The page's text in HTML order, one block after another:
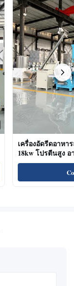
เครื่องอัดรีดอาหา
18kw โปรตีนสูง
ขนมแมว